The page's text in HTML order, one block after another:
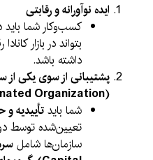
ایده نوآورانه و رقابتی
کسب‌وکار شما
بتواند در بازار
داشته باشد.
پشتیبانی از سوی یکی
(Designated Organization)
شما بایدتأییدیه
تعیین‌شده توسط
سازمان‌ها شامل